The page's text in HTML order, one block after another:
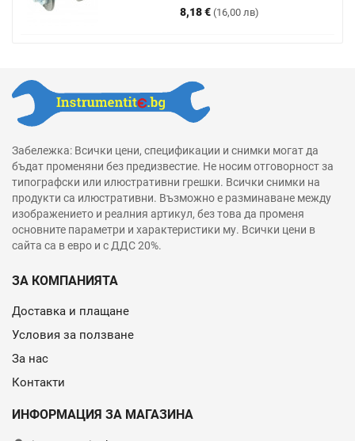
8,18 € (16,00 лв)
Цена
Забележка: Всички цени, спецификации и снимки могат да
бъдат променяни без предизвестие. Не носим отговорност за
типографски или илюстративни грешки. Всички снимки на
продукти са илюстративни. Възможно е разминаване между
изображението и реалния артикул, без това да променя
основните параметри и характеристики му. Всички цени в
сайта са в евро и с ДДС 20%.
ЗА КОМПАНИЯТА
Доставка и плащане
Условия за ползване
За нас
Контакти
ИНФОРМАЦИЯ ЗА МАГАЗИНА